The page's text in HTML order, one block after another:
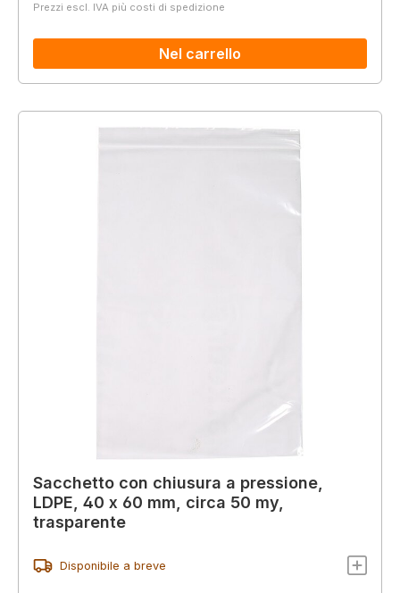
Prezzi escl. IVA più costi di spedizione
Nel carrello
Sacchetto con chiusura a pressione,
LDPE, 40 x 60 mm, circa 50 my,
trasparente
Disponibile a breve